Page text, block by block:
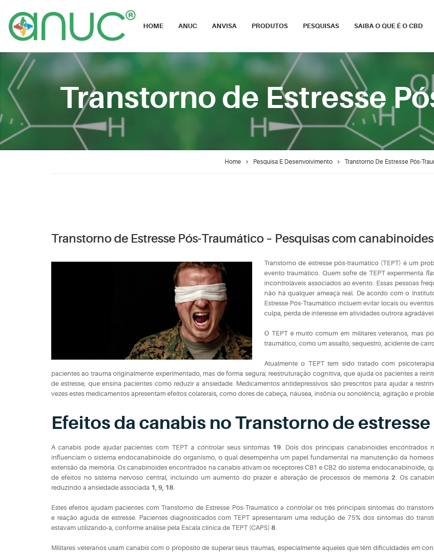
HOME ANUC ANVISA PRODUTOS PESQUISAS SAIBA O QUE É O CBD
Transtorno de Estresse
Home Pesquisa E Desenvolvimento Transtorno De Estresse Pós-
Transtorno de Estresse Pós-Traumático – Pesquisas com canabinoides
Transtorno de estresse pós-traumático (TEPT) é um
evento traumático. Quem sofre de TEPT experimenta
incontroláveis associados ao evento. Essas pessoas
não há qualquer ameaça real. De acordo com o
Estresse Pós-Traumático incluem evitar locais ou
culpa, perda de interesse em atividades outrora
O TEPT é muito comum em militares veteranos, mas
traumático, como um assalto, sequestro, acidente de
Atualmente o TEPT tem sido tratado com
pacientes ao trauma originalmente experimentado, mas de forma segura; reestruturação cognitiva, que ajuda os pacientes a
de estresse, que ensina pacientes como reduzir a ansiedade. Medicamentos antidepressivos são prescritos para ajudar a
vezes estes medicamentos apresentam efeitos colaterais, como dores de cabeça, náusea, insônia ou sonolência, agitação e
Efeitos da canabis no Transtorno de
A canabis pode ajudar pacientes com TEPT a controlar seus sintomas 19 . Dois dos principais canabinoides encontrados
influenciam o sistema endocanabinoide do organismo, o qual desempenha um papel fundamental na manutenção da
extensão da memória. Os canabinoides encontrados na canabis ativam os receptores CB1 e CB2 do sistema endocanabinoide,
de efeitos no sistema nervoso central, incluindo um aumento do prazer e alteração de processos de memória 2 . Os
reduzindo a ansiedade associada 1, 9, 18
Estes efeitos ajudam pacientes com Transtorno de Estresse Pós-Traumático a controlar os três principais sintomas do
e reação aguda de estresse. Pacientes diagnosticados com TEPT apresentaram uma redução de 75% dos sintomas do
estavam utilizando-a, conforme análise pela Escala clínica de TEPT (CAPS) 8
Militares veteranos usam canabis com o propósito de superar seus traumas, especialmente aqueles que têm dificuldades em